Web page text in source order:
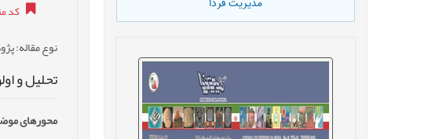
مدیریت فردا کد
نوع مقاله:
تحلیل و
محورهای